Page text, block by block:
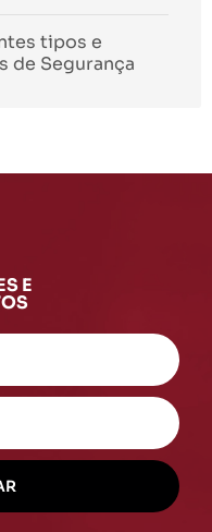
tipos e
de Segurança
E